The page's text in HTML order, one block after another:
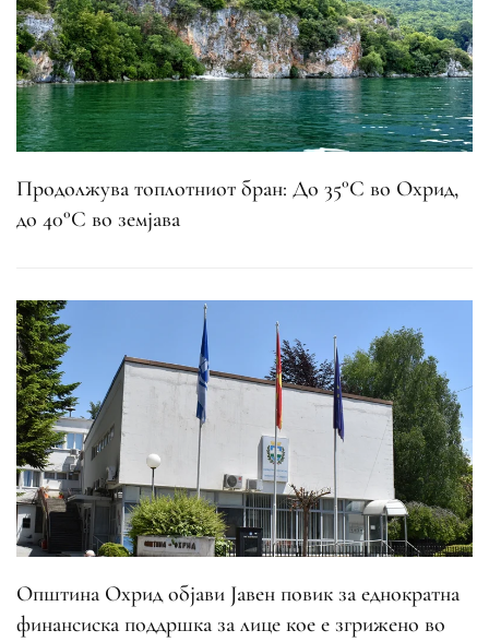
Продолжува топлотниот бран: До 35°C во Охрид,
до 40°C во земјава
Општина Охрид објави Јавен повик за еднократна
финансиска поддршка за лице кое е згрижено во